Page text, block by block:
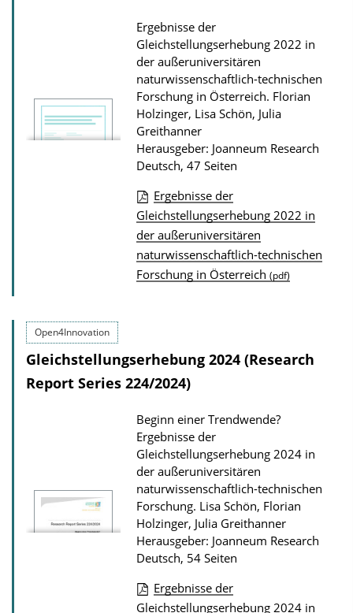
s
z
u
r
P
u
b
l
i
k
a
t
i
Ergebnisse der
Gleichstellungserhebung 2022 in
der außeruniversitären
naturwissenschaftlich-technischen
Forschung in Österreich. Florian
Holzinger, Lisa Schön, Julia
Greithanner
Herausgeber: Joanneum Research
Deutsch, 47 Seiten
D
o
w
n
d
s
z
u
r
P
u
b
l
i
k
Ergebnisse der
Gleichstellungserhebung 2022 in
der außeruniversitären
naturwissenschaftlich-technischen
Forschung in Österreich (pdf)
Open4Innovation
Gleichstellungserhebung 2024 (Research
Report Series 224/2024)
Beginn einer Trendwende?
Ergebnisse der
Gleichstellungserhebung 2024 in
der außeruniversitären
naturwissenschaftlich-technischen
Forschung. Lisa Schön, Florian
Holzinger, Julia Greithanner
Herausgeber: Joanneum Research
Deutsch, 54 Seiten
D
Ergebnisse der
Gleichstellungserhebung 2024 in